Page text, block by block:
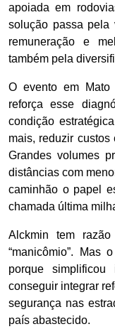
apoiada em
solução passa pela
remuneração e
também pela
O evento em Mato
reforça esse
condição
mais, reduzir
Grandes volumes
distâncias com
caminhão o papel
chamada última
Alckmin tem
“manicômio”. Mas
porque simplificou
conseguir integrar
segurança nas
país abastecido.